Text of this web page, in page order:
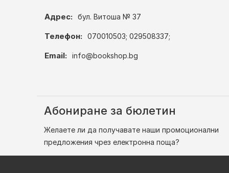
Адрес: бул. Витоша № 37
Телефон: 070010503; 029508337;
Email: info@bookshop.bg
Абониране за бюлетин
Желаете ли да получавате наши промоционални
предложения чрез електронна поща?